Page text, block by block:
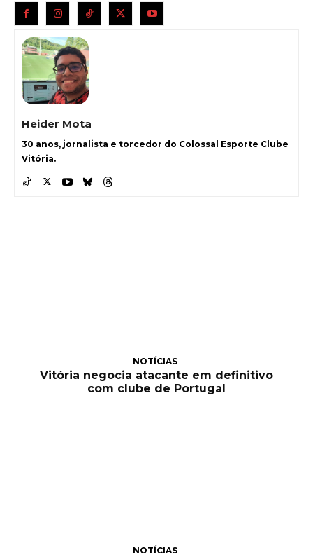
Heider Mota
30 anos, jornalista e torcedor do Colossal Esporte Clube
Vitória.
NOTÍCIAS
Vitória negocia atacante em definitivo
com clube de Portugal
NOTÍCIAS